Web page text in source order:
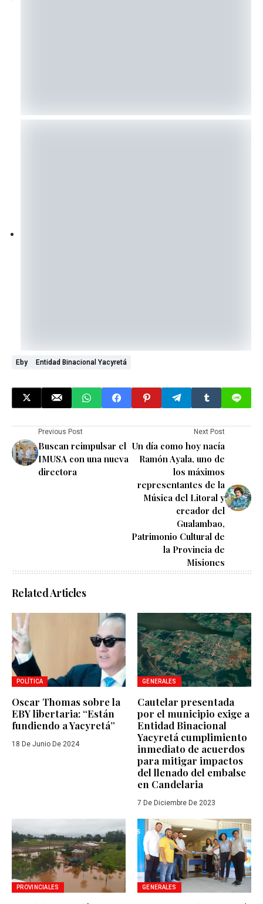
Eby Entidad Binacional Yacyretá
Previous Post
Buscan reimpulsar el
IMUSA con una nueva
directora
Next Post
Un día como hoy nacía
Ramón Ayala, uno de
los máximos
representantes de la
Música del Litoral y
creador del
Gualambao,
Patrimonio Cultural de
la Provincia de
Misiones
Related Articles
POLÍTICA
Oscar Thomas sobre la
EBY libertaria: “Están
fundiendo a Yacyretá”
18 De Junio De 2024
GENERALES
Cautelar presentada
por el municipio exige a
Entidad Binacional
Yacyretá cumplimiento
inmediato de acuerdos
para mitigar impactos
del llenado del embalse
en Candelaria
7 De Diciembre De 2023
PROVINCIALES GENERALES